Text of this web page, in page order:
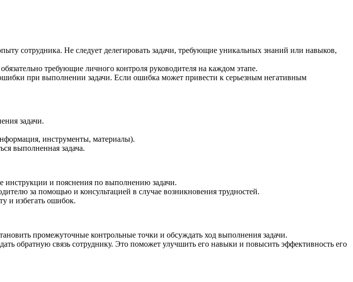
сотрудника. Не следует делегировать задачи, требующие уникальных знаний или навыков,
требующие личного контроля руководителя на каждом этапе.
при выполнении задачи. Если ошибка может привести к серьезным негативным
задачи.
инструменты, материалы).
выполненная задача.
инструкции и пояснения по выполнению задачи.
за помощью и консультацией в случае возникновения трудностей.
и избегать ошибок.
промежуточные контрольные точки и обсуждать ход выполнения задачи.
обратную связь сотруднику. Это поможет улучшить его навыки и повысить эффективность его